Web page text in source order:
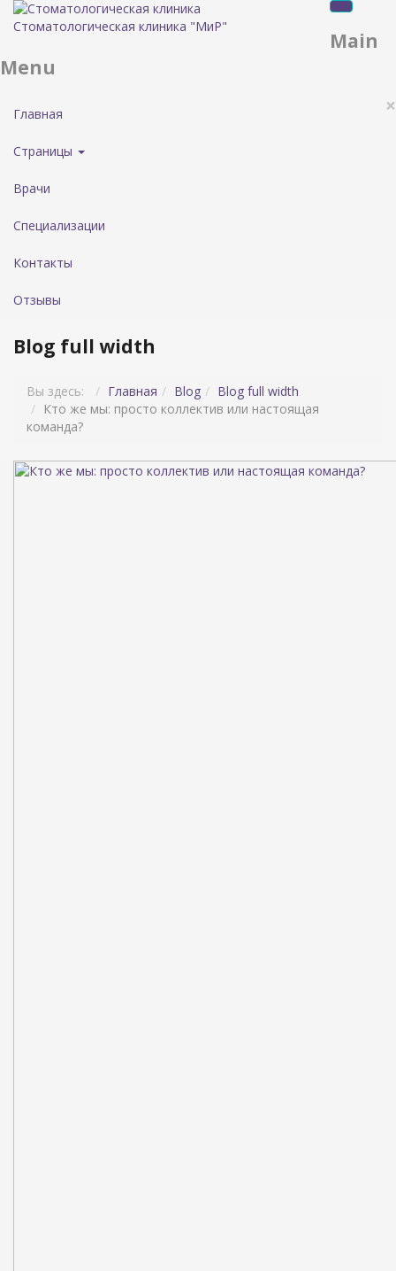
Стоматологическая клиника "МиР"
Main
Menu
×
Главная
Страницы
Врачи
Специализации
Контакты
Отзывы
Blog full width
Вы здесь: Главная Blog
Blog full width
Кто же мы: просто коллектив или настоящая
команда?